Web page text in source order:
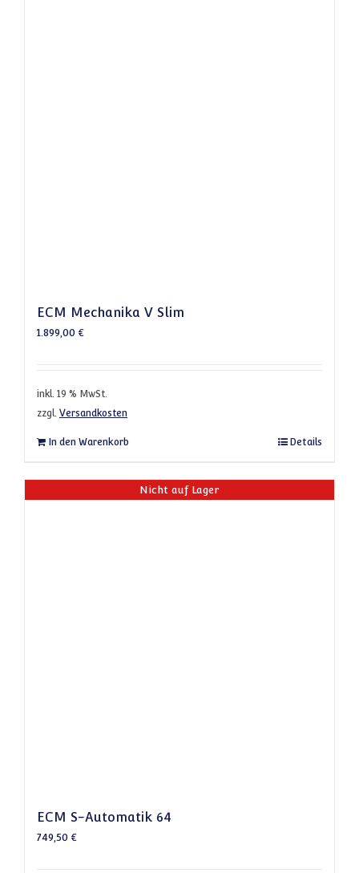
ECM Mechanika V Slim
1.899,00 €
inkl. 19 % MwSt.
zzgl. Versandkosten
In den Warenkorb Details
Nicht auf Lager
ECM S-Automatik 64
749,50 €